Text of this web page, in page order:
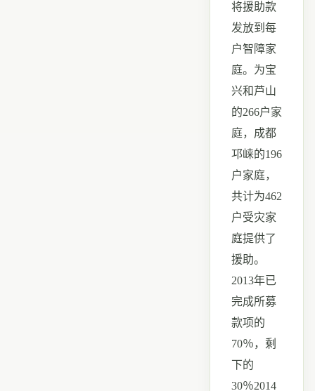
将援助款
发放到每
户智障家
庭。为宝
兴和芦山
的266户家
庭，成都
邛崃的196
户家庭，
共计为462
户受灾家
庭提供了
援助。
2013年已
完成所募
款项的
70％，剩
下的
30％2014